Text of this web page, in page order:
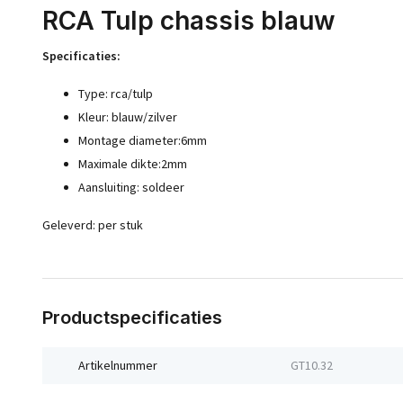
RCA Tulp chassis blauw
Specificaties:
Type: rca/tulp
Kleur: blauw/zilver
Montage diameter:6mm
Maximale dikte:2mm
Aansluiting: soldeer
Geleverd: per stuk
Productspecificaties
Artikelnummer GT10.32